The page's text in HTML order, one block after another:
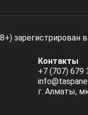
Контакты
+7 (707) 679
г. Алматы,